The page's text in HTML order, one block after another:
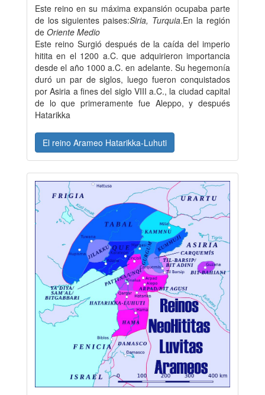
Este reino en su máxima expansión ocupaba parte
de los siguientes paises:Siria, Turquia.En la región
de Oriente Medio
Este reino Surgió después de la caída del imperio
hitita en el 1200 a.C. que adquirieron importancia
desde el año 1000 a.C. en adelante. Su hegemonía
duró un par de siglos, luego fueron conquistados
por Asiria a fines del siglo VIII a.C., la ciudad capital
de lo que primeramente fue Aleppo, y después
Hatarikka
El reino Arameo Hatarikka-Luhuti